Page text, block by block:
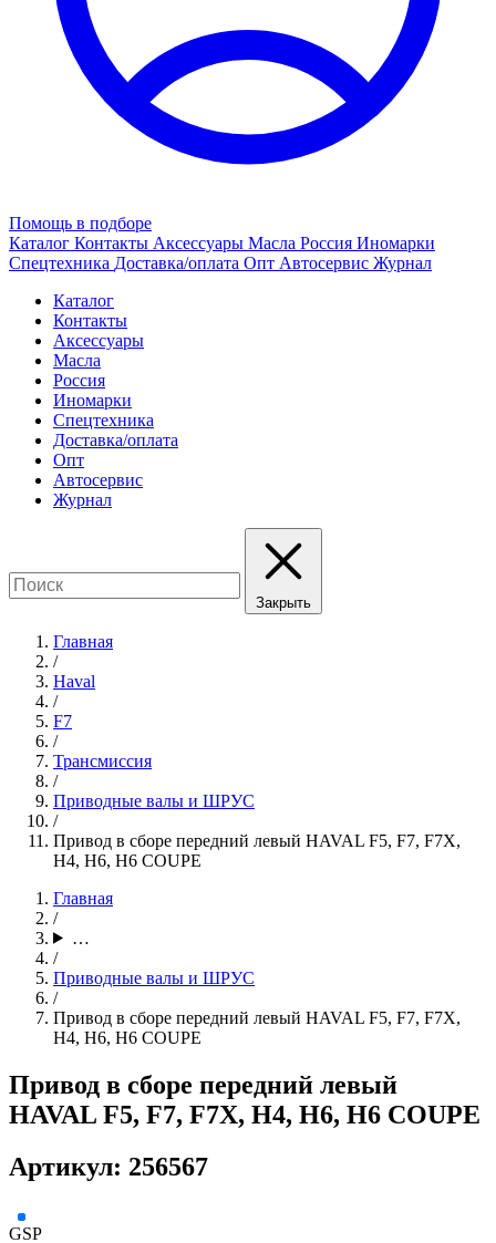
Помощь в подборе
Каталог Контакты Аксессуары Масла Россия Иномарки
Спецтехника Доставка/оплата Опт Автосервис Журнал
Каталог
Контакты
Аксессуары
Масла
Россия
Иномарки
Спецтехника
Доставка/оплата
Опт
Автосервис
Журнал
Закрыть
Главная
/
Haval
/
F7
/
Трансмиссия
/
Приводные валы и ШРУС
/
Привод в сборе передний левый HAVAL F5, F7, F7X,
H4, H6, H6 COUPE
Главная
/
…
/
Приводные валы и ШРУС
/
Привод в сборе передний левый HAVAL F5, F7, F7X,
H4, H6, H6 COUPE
Привод в сборе передний левый
HAVAL F5, F7, F7X, H4, H6, H6 COUPE
Артикул: 256567
GSP